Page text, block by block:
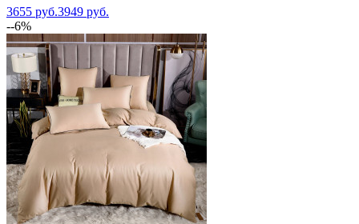
3655 руб.3949 руб.
--6%